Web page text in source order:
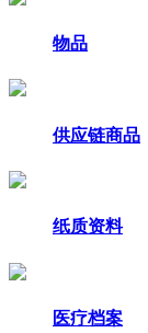
物品
供应链商品
纸质资料
医疗档案